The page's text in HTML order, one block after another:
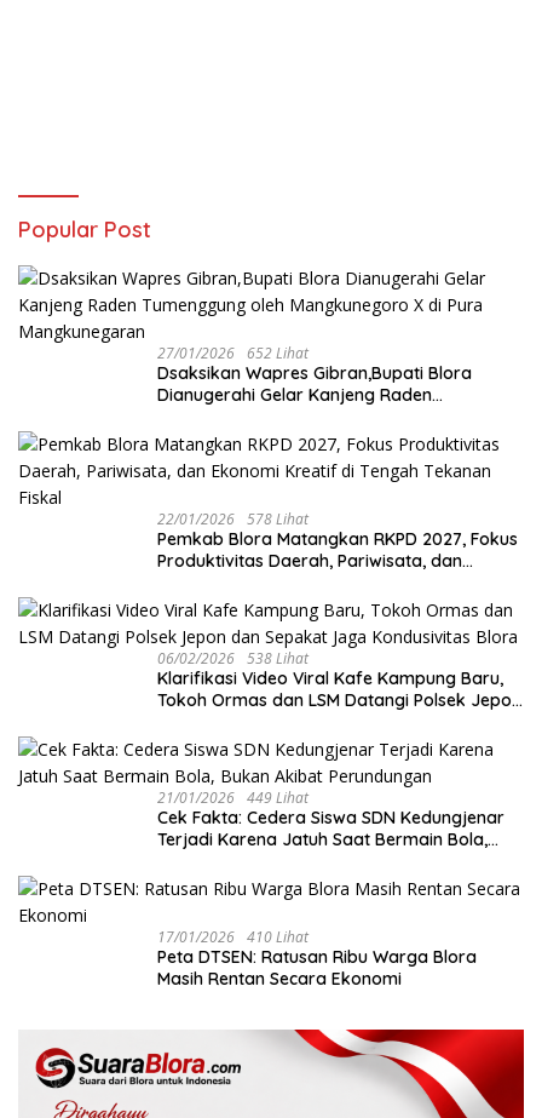
Popular Post
27/01/2026 652 Lihat
‎Dsaksikan Wapres Gibran,Bupati Blora
Dianugerahi Gelar Kanjeng Raden
Mangkunegaran
22/01/2026 578 Lihat
‎Pemkab Blora Matangkan RKPD 2027, Fokus
Produktivitas Daerah, Pariwisata, dan
06/02/2026 538 Lihat
‎Klarifikasi Video Viral Kafe Kampung Baru,
Tokoh Ormas dan LSM Datangi Polsek Jepon
21/01/2026 449 Lihat
Cek Fakta: Cedera Siswa SDN Kedungjenar
Terjadi Karena Jatuh Saat Bermain Bola,
17/01/2026 410 Lihat
‎Peta DTSEN: Ratusan Ribu Warga Blora
Masih Rentan Secara Ekonomi